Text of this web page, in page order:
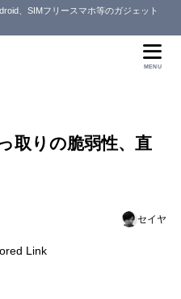
、SIMフリースマホ等のガジェット
MENU
取りの脆弱性、直
セイヤ
Link